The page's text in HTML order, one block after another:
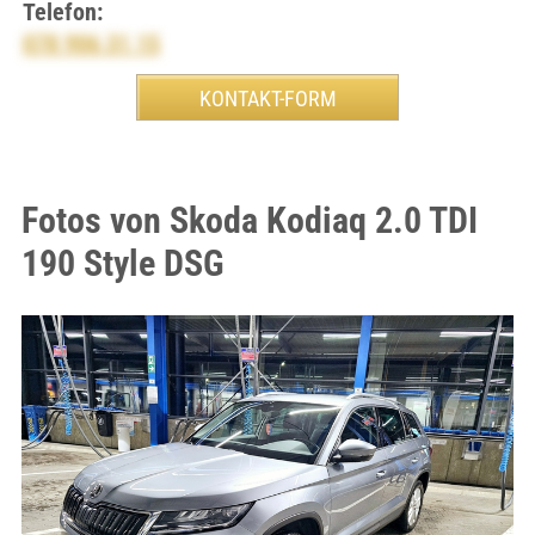
Telefon:
078 906 31 15
Fotos von Skoda Kodiaq 2.0 TDI
190 Style DSG